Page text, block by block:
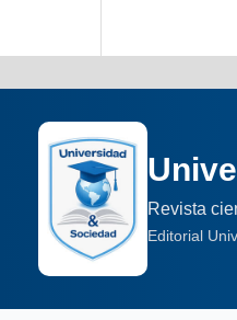
Revista
Editorial